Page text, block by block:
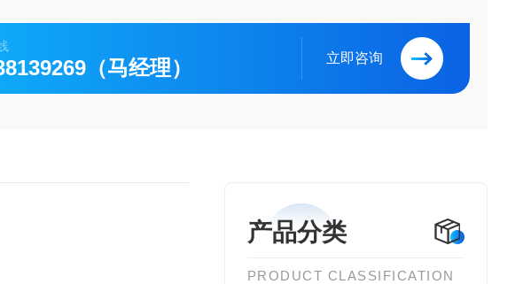
（马经理） 立即咨询
产品分类
PRODUCT CLASSIFICATION